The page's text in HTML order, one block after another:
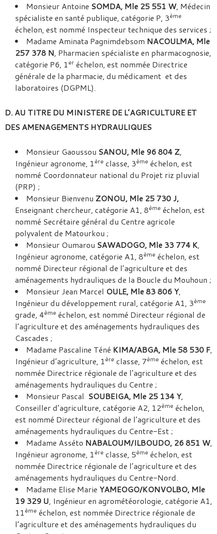
Monsieur Antoine SOMDA, Mle 25 551 W, Médecin
spécialiste en santé publique, catégorie P, 3ème
échelon, est nommé Inspecteur technique des services ;
Madame Aminata Pagnimdebsom NACOULMA, Mle
257 378 N, Pharmacien spécialiste en pharmacognosie,
catégorie P6, 1er échelon, est nommée Directrice
générale de la pharmacie, du médicament et des
laboratoires (DGPML).
D. AU TITRE DU MINISTERE DE L’AGRICULTURE ET
DES AMENAGEMENTS HYDRAULIQUES
Monsieur Gaoussou SANOU, Mle 96 804 Z,
Ingénieur agronome, 1ère classe, 3ème échelon, est
nommé Coordonnateur national du Projet riz pluvial
(PRP) ;
Monsieur Bienvenu ZONOU, Mle 25 730 J,
Enseignant chercheur, catégorie A1, 8ème échelon, est
nommé Secrétaire général du Centre agricole
polyvalent de Matourkou ;
Monsieur Oumarou SAWADOGO, Mle 33 774 K,
Ingénieur agronome, catégorie A1, 8ème échelon, est
nommé Directeur régional de l’agriculture et des
aménagements hydrauliques de la Boucle du Mouhoun ;
Monsieur Jean Marcel OULE, Mle 83 806 Y,
Ingénieur du développement rural, catégorie A1, 3ème
grade, 4ème échelon, est nommé Directeur régional de
l’agriculture et des aménagements hydrauliques des
Cascades ;
Madame Pascaline Téné KIMA/ABGA, Mle 58 530 F,
Ingénieur d’agriculture, 1ère classe, 7ème échelon, est
nommée Directrice régionale de l’agriculture et des
aménagements hydrauliques du Centre ;
Monsieur Pascal SOUBEIGA, Mle 25 134 Y,
Conseiller d’agriculture, catégorie A2, 12ème échelon,
est nommé Directeur régional de l’agriculture et des
aménagements hydrauliques du Centre-Est ;
Madame Asséto NABALOUM/ILBOUDO, 26 851 W,
Ingénieur agronome, 1ère classe, 5ème échelon, est
nommée Directrice régionale de l’agriculture et des
aménagements hydrauliques du Centre-Nord.
Madame Elise Marie YAMEOGO/KONVOLBO, Mle
19 329 U, Ingénieur en agrométéorologie, catégorie A1,
11ème échelon, est nommée Directrice régionale de
l’agriculture et des aménagements hydrauliques du